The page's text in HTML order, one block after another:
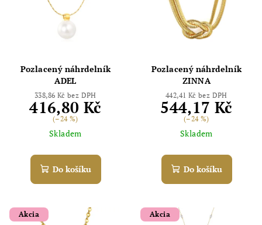
Pozlacený náhrdelník
ADEL
338,86 Kč bez DPH
416,80 Kč
(–24 %)
Skladem
Do košíku
Pozlacený náhrdelník
ZINNA
442,41 Kč bez DPH
544,17 Kč
(–24 %)
Skladem
Do košíku
Akcia Akcia